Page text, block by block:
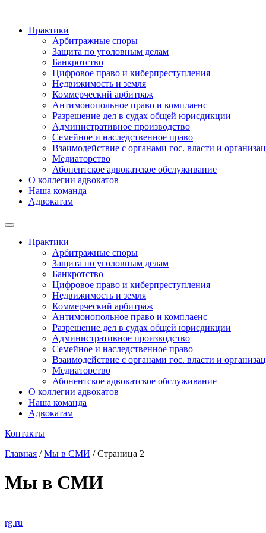
Практики
Арбитражные споры
Защита по уголовным делам
Банкротство
Цифровое право и киберпреступления
Недвижимость и земля
Коммерческий арбитраж
Антимонопольное право и комплаенс
Разрешение дел в судах общей юрисдикции
Административное производство
Семейное и наследственное право
Взаимодействие с органами гос. власти и
Медиаторство
Абонентское адвокатское обслуживание
О коллегии адвокатов
Наша команда
Адвокатам
Практики
Арбитражные споры
Защита по уголовным делам
Банкротство
Цифровое право и киберпреступления
Недвижимость и земля
Коммерческий арбитраж
Антимонопольное право и комплаенс
Разрешение дел в судах общей юрисдикции
Административное производство
Семейное и наследственное право
Взаимодействие с органами гос. власти и
Медиаторство
Абонентское адвокатское обслуживание
О коллегии адвокатов
Наша команда
Адвокатам
Контакты
Главная /Мы в СМИ /Страница 2
Мы в СМИ
rg.ru